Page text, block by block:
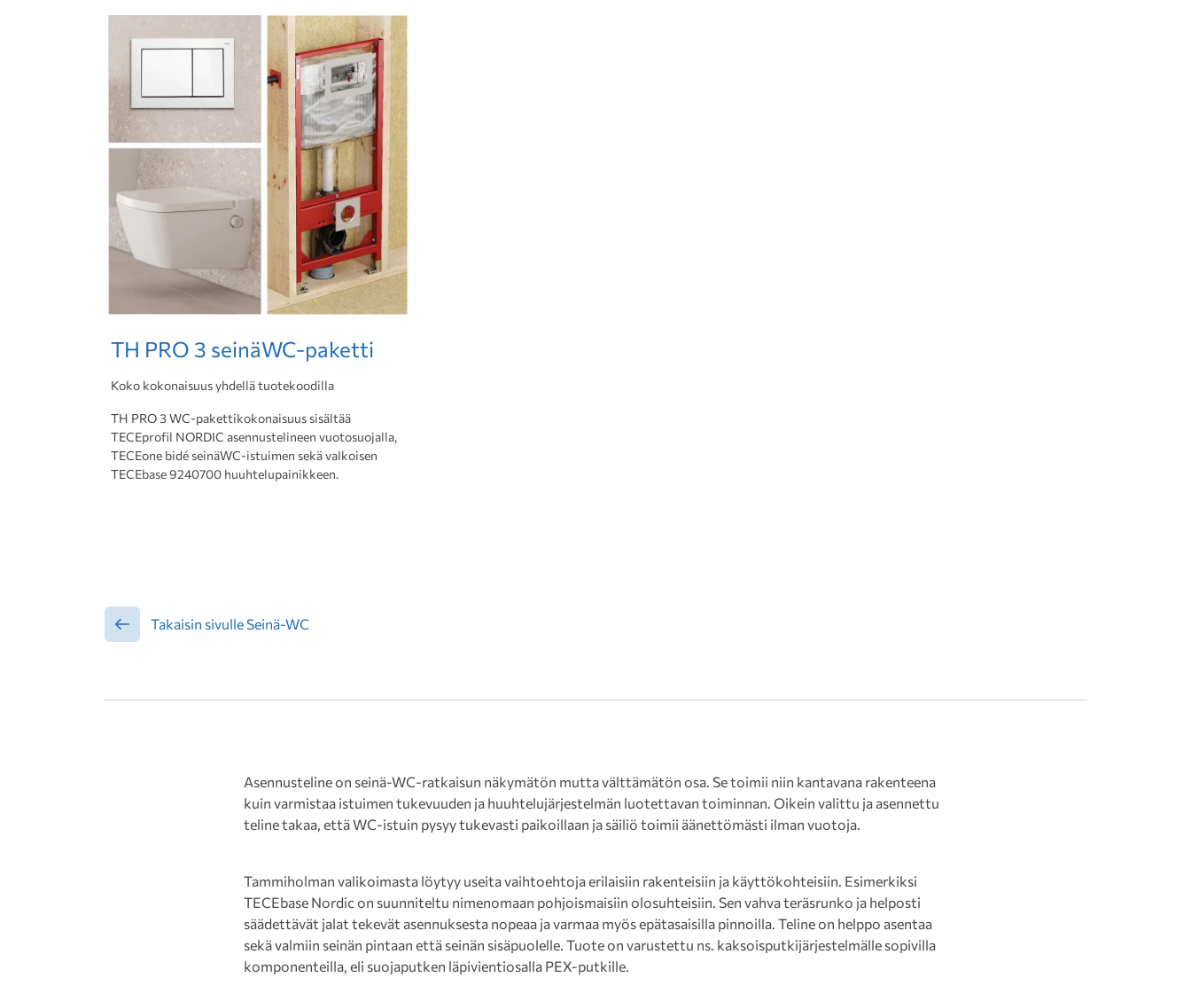
TH PRO 3 seinäWC-paketti
Koko kokonaisuus yhdellä tuotekoodilla
TH PRO 3 WC-pakettikokonaisuus sisältää
TECEprofil NORDIC asennustelineen vuotosuojalla,
TECEone bidé seinäWC-istuimen sekä valkoisen
TECEbase 9240700 huuhtelupainikkeen.
Takaisin sivulle Seinä-WC
Asennusteline on seinä-WC-ratkaisun näkymätön mutta välttämätön osa. Se toimii niin kantavana rakenteena
kuin varmistaa istuimen tukevuuden ja huuhtelujärjestelmän luotettavan toiminnan. Oikein valittu ja asennettu
teline takaa, että WC-istuin pysyy tukevasti paikoillaan ja säiliö toimii äänettömästi ilman vuotoja.
Tammiholman valikoimasta löytyy useita vaihtoehtoja erilaisiin rakenteisiin ja käyttökohteisiin. Esimerkiksi
TECEbase Nordic on suunniteltu nimenomaan pohjoismaisiin olosuhteisiin. Sen vahva teräsrunko ja helposti
säädettävät jalat tekevät asennuksesta nopeaa ja varmaa myös epätasaisilla pinnoilla. Teline on helppo asentaa
sekä valmiin seinän pintaan että seinän sisäpuolelle. Tuote on varustettu ns. kaksoisputkijärjestelmälle sopivilla
komponenteilla, eli suojaputken läpivientiosalla PEX-putkille.